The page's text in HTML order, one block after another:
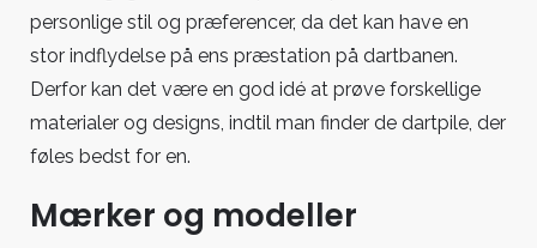
personlige stil og præferencer, da det kan have en
stor indflydelse på ens præstation på dartbanen.
Derfor kan det være en god idé at prøve forskellige
materialer og designs, indtil man finder de dartpile, der
føles bedst for en.
Mærker og modeller